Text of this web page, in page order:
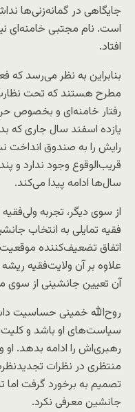
جایگاهی در گمانه‌زنی‌ها
است. نام مجتبی خامنه‌ای
افتاد.
بنابراین به نظر می‌رسد که
مطرح هستند که تحت
رفتار خامنه‌ای و بخصوص
یازده اسفند سال جاری که
رایش را به صندوق
قریب‌الوقوع وجود ندارد و
سال‌ها ادامه پیدا می‌کند.
از سوی دیگر، تجربه
فقیه تمایلی به انتخاب
اتفاق تضعیف‌کننده
علاوه بر آن ولایت‌فقیه
آن تعیین جانشینی از سوی
روح‌الله خمینی حساسیت
سیاست‌های او باشد و
رهبری‌اش را ادامه بدهد.
منتظری در نظرات
تصمیم به برخورد گرفت اما
جانشین معرفی نکرد.